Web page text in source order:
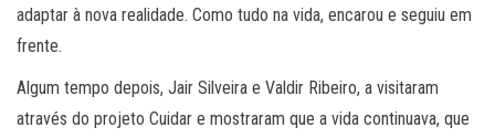
adaptar à nova realidade. Como tudo na vida, encarou e seguiu em
frente.
Algum tempo depois, Jair Silveira e Valdir Ribeiro, a visitaram
através do projeto Cuidar e mostraram que a vida continuava, que